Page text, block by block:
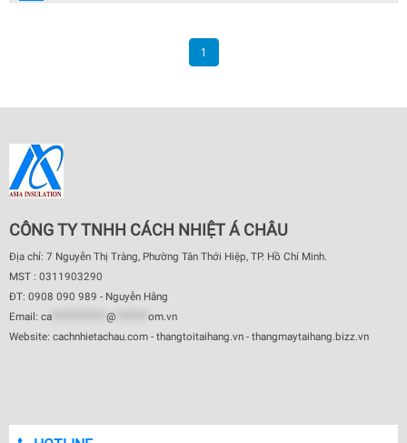
1
CÔNG TY TNHH CÁCH NHIỆT Á CHÂU
Địa chỉ: 7 Nguyễn Thị Tràng, Phường Tân Thới Hiệp, TP. Hồ Chí Minh.
MST : 0311903290
ĐT: 0908 090 989 - Nguyễn Hằng
Email: ca @
om.vn
Website: cachnhietachau.com - thangtoitaihang.vn - thangmaytaihang.bizz.vn